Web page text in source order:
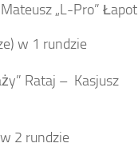
Mateusz „L-Pro” Łapot
w 1 rundzie
Rataj – Kasjusz
2 rundzie